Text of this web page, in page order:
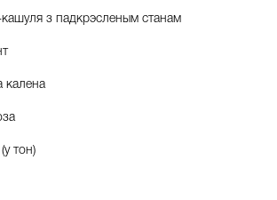
кашуля з падкрэсленым станам
калена
тон)